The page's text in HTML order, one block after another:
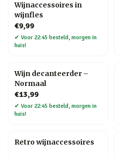
Wijnaccessoires in
wijnfles
€9,99
✔ Voor 22:45 besteld, morgen in
huis!
Wijn decanteerder –
Normaal
€13,99
✔ Voor 22:45 besteld, morgen in
huis!
Retro wijnaccessoires